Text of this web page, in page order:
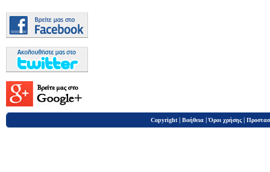
Copyright | Βοήθεια |Όροι χρήσης |